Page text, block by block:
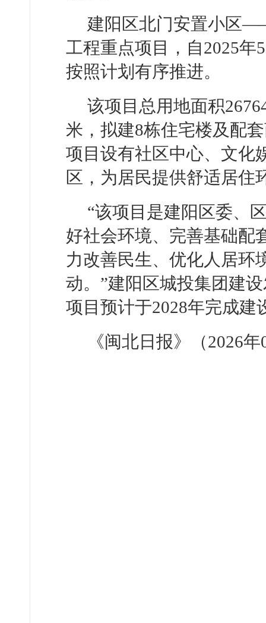
建阳区北门安置小区
工程重点项目，自2025年
按照计划有序推进。
该项目总用地面积
米，拟建8栋住宅楼及配
项目设有社区中心、文化
区，为居民提供舒适居住
“该项目是建阳区委、
好社会环境、完善基础配
力改善民生、优化人居环
动。”建阳区城投集团建
项目预计于2028年完成建
《闽北日报》（2026